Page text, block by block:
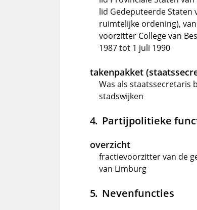
lid Gedeputeerde Staten
ruimtelijke ordening),
voorzitter College van
1987 tot 1 juli 1990
takenpakket
Was als staatssecretaris
stadswijken
Partijpolitieke
overzicht
fractievoorzitter van de
van Limburg
Nevenfuncties